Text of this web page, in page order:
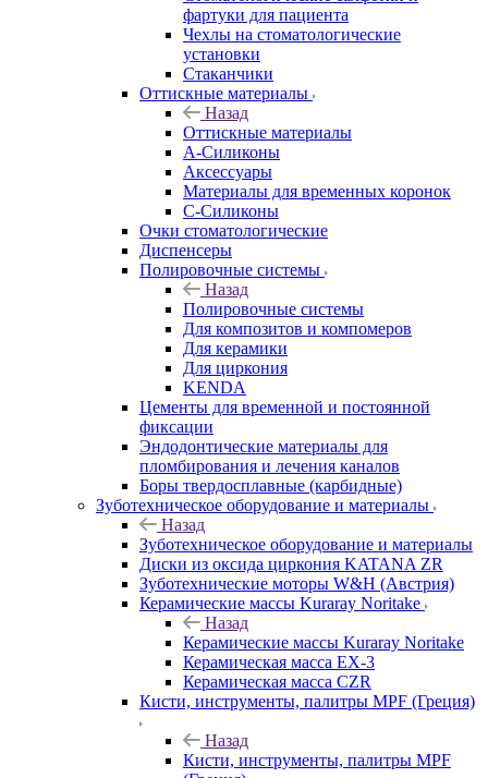
фартуки для пациента
Чехлы на стоматологические
установки
Стаканчики
Оттискные материалы
Назад
Оттискные материалы
А-Силиконы
Аксессуары
Материалы для временных коронок
С-Силиконы
Очки стоматологические
Диспенсеры
Полировочные системы
Назад
Полировочные системы
Для композитов и компомеров
Для керамики
Для циркония
KENDA
Цементы для временной и постоянной
фиксации
Эндодонтические материалы для
пломбирования и лечения каналов
Боры твердосплавные (карбидные)
Зуботехническое оборудование и материалы
Назад
Зуботехническое оборудование и материалы
Диски из оксида циркония KATANA ZR
Зуботехнические моторы W&H (Австрия)
Керамические массы Kuraray Noritake
Назад
Керамические массы Kuraray Noritake
Керамическая масса EX-3
Керамическая масса CZR
Кисти, инструменты, палитры MPF (Греция)
Назад
Кисти, инструменты, палитры MPF